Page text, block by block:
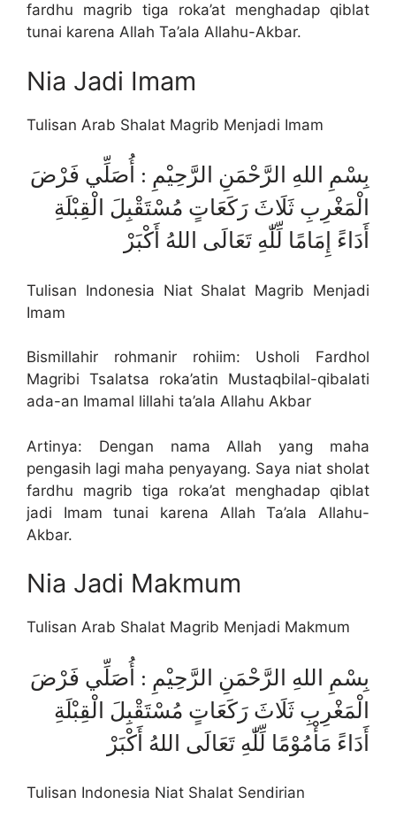
fardhu magrib tiga roka’at menghadap qiblat
tunai karena Allah Ta’ala Allahu-Akbar.
Nia Jadi Imam
Tulisan Arab Shalat Magrib Menjadi Imam
بِسْمِ اللهِ الرَّحْمَنِ الرَّحِيْمِ : أُصَلِّي فَرْضَ
الْمَغْرِبِ ثَلَاثَ رَكَعَاتٍ مُسْتَقْبِلَ الْقِبْلَةِ
أَدَاءً إِمَامًا لِّلّٰهِ تَعَالَى اللهُ أَكْبَرْ
Tulisan Indonesia Niat Shalat Magrib Menjadi
Imam
Bismillahir rohmanir rohiim: Usholi Fardhol
Magribi Tsalatsa roka’atin Mustaqbilal-qibalati
ada-an Imamal lillahi ta’ala Allahu Akbar
Artinya: Dengan nama Allah yang maha
pengasih lagi maha penyayang. Saya niat sholat
fardhu magrib tiga roka’at menghadap qiblat
jadi Imam tunai karena Allah Ta’ala Allahu-
Akbar.
Nia Jadi Makmum
Tulisan Arab Shalat Magrib Menjadi Makmum
بِسْمِ اللهِ الرَّحْمَنِ الرَّحِيْمِ : أُصَلِّي فَرْضَ
الْمَغْرِبِ ثَلَاثَ رَكَعَاتٍ مُسْتَقْبِلَ الْقِبْلَةِ
أَدَاءً مَأْمُوْمًا لِّلّٰهِ تَعَالَى اللهُ أَكْبَرْ
Tulisan Indonesia Niat Shalat Sendirian